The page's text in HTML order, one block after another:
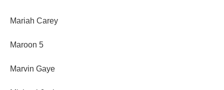
Mariah Carey
Maroon 5
Marvin Gaye